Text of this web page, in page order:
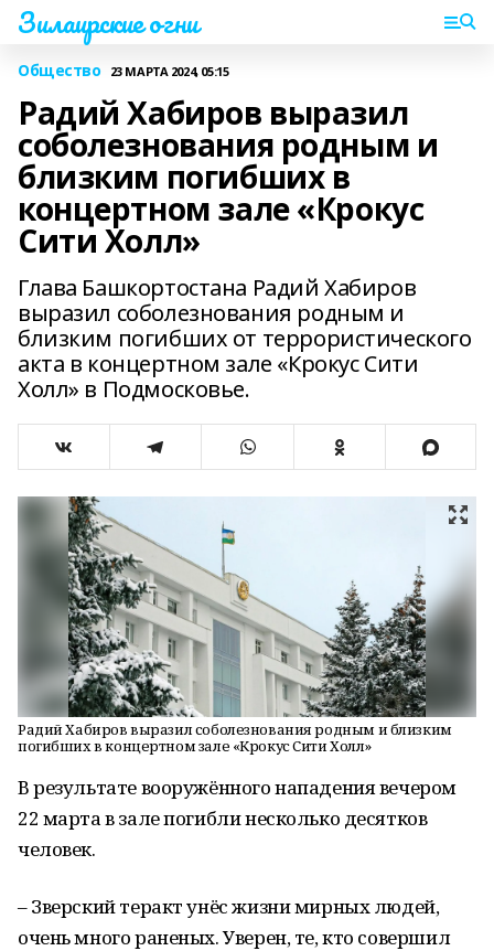
Зилаирские огни
Общество 23 МАРТА 2024, 05:15
Радий Хабиров выразил
соболезнования родным и
близким погибших в
концертном зале «Крокус
Сити Холл»
Глава Башкортостана Радий Хабиров
выразил соболезнования родным и
близким погибших от террористического
акта в концертном зале «Крокус Сити
Холл» в Подмосковье.
Радий Хабиров выразил соболезнования родным и близким
погибших в концертном зале «Крокус Сити Холл»
В результате вооружённого нападения вечером
22 марта в зале погибли несколько десятков
человек.
– Зверский теракт унёс жизни мирных людей,
очень много раненых. Уверен, те, кто совершил